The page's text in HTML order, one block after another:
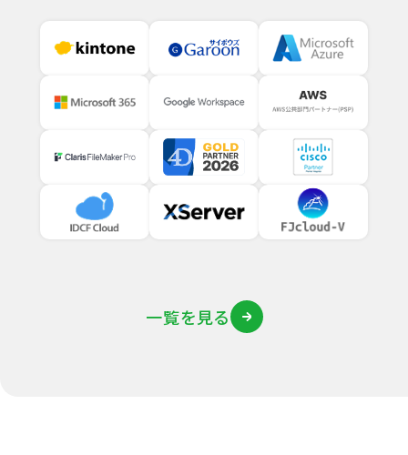
一覧を見る